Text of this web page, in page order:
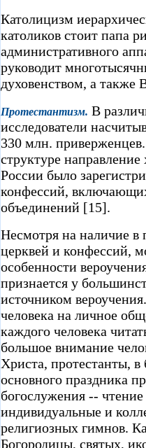
Католицизм
католиков стоит папа
административного
руководит
духовенством, а также
Протестантизм. В
исследователи
330 млн.
структуре
России было
конфессий,
объединений [15].
Несмотря на наличие в
церквей и конфессий,
особенности
признается у
источником
человека на личное
каждого человека
большое внимание
Христа, протестанты, в
основного праздника
богослужения --
индивидуальные и
религиозных гимнов.
Богородицы, святых,